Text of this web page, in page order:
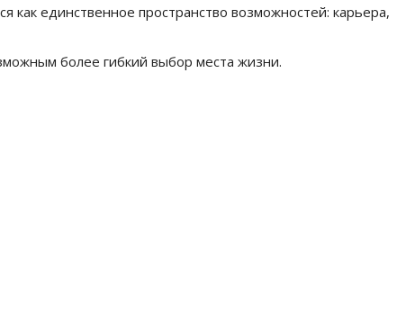
единственное пространство возможностей: карьера,
более гибкий выбор места жизни.